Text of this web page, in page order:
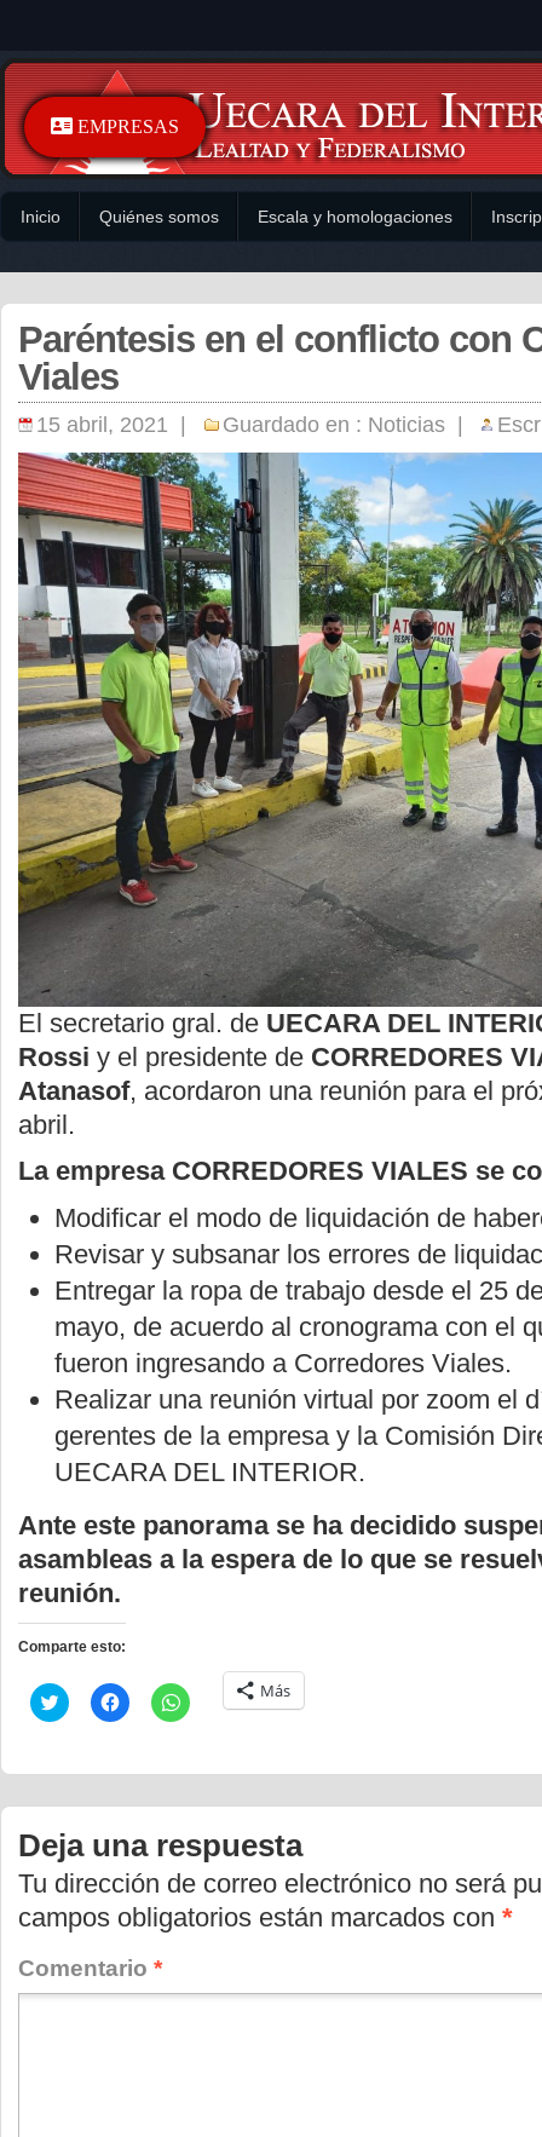
Inicio Quiénes somos Escala y homologaciones
Paréntesis en el conflicto con
Viales
15 abril, 2021 | Guardado en : Noticias
El secretario gral. de UECARA DEL
Rossi y el presidente de CORREDORES
Atanasof, acordaron una reunión para el
abril.
La empresa CORREDORES VIALES se
Modificar el modo de liquidación de
Revisar y subsanar los errores de
Entregar la ropa de trabajo desde el 25
mayo, de acuerdo al cronograma con el
fueron ingresando a Corredores Viales.
Realizar una reunión virtual por zoom el
gerentes de la empresa y la Comisión
UECARA DEL INTERIOR.
Ante este panorama se ha decidido
asambleas a la espera de lo que se
reunión.
Comparte esto:
Haz
clic
Twitter
abre
una
ventana
nueva)
Haz
clic
Facebook
abre
una
ventana
nueva)
Haz
clic
WhatsApp
abre
una
ventana
Más
Deja una respuesta
Tu dirección de correo electrónico no será
campos obligatorios están marcados con *
Comentario *
EMPRESAS